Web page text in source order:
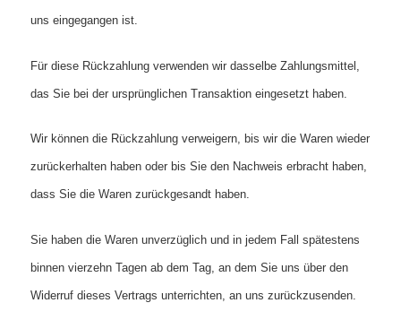
uns eingegangen ist.
Für diese Rückzahlung verwenden wir dasselbe Zahlungsmittel,
das Sie bei der ursprünglichen Transaktion eingesetzt haben.
Wir können die Rückzahlung verweigern, bis wir die Waren wieder
zurückerhalten haben oder bis Sie den Nachweis erbracht haben,
dass Sie die Waren zurückgesandt haben.
Sie haben die Waren unverzüglich und in jedem Fall spätestens
binnen vierzehn Tagen ab dem Tag, an dem Sie uns über den
Widerruf dieses Vertrags unterrichten, an uns zurückzusenden.